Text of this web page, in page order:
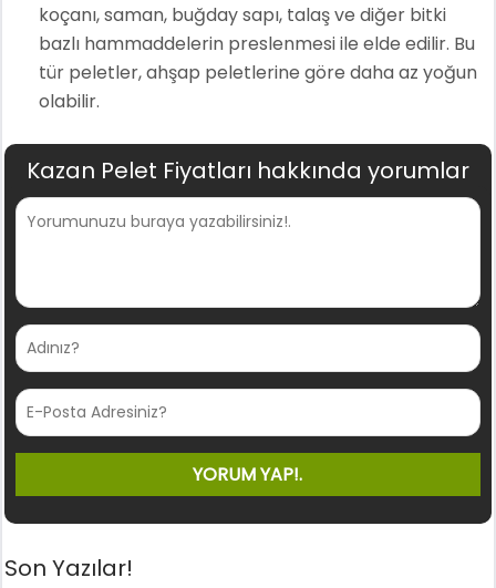
koçanı, saman, buğday sapı, talaş ve diğer bitki
bazlı hammaddelerin preslenmesi ile elde edilir. Bu
tür peletler, ahşap peletlerine göre daha az yoğun
olabilir.
Kazan Pelet Fiyatları hakkında yorumlar
Son Yazılar!